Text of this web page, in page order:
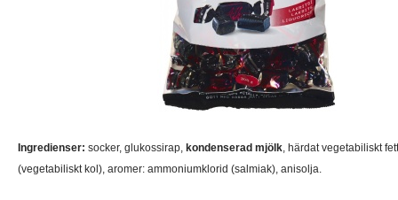
Ingredienser: socker, glukossirap, kondenserad mjölk, härdat vegetabiliskt
(vegetabiliskt kol), aromer: ammoniumklorid (salmiak), anisolja.